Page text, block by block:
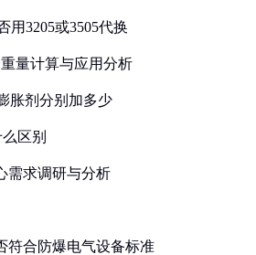
用3205或3505代换
量计算与应用分析
胀剂分别加多少
区别
需求调研与分析
符合防爆电气设备标准